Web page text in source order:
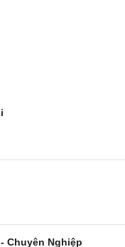
Chuyên Nghiệp